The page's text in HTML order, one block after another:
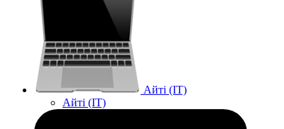
Айті (IT)
Айті (IT)